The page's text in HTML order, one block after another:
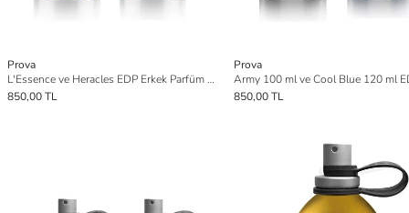
Prova
L'Essence ve Heracles EDP Erkek Parfüm Seti 2 x 100 ml
850,00 TL
Prova
850,00 TL